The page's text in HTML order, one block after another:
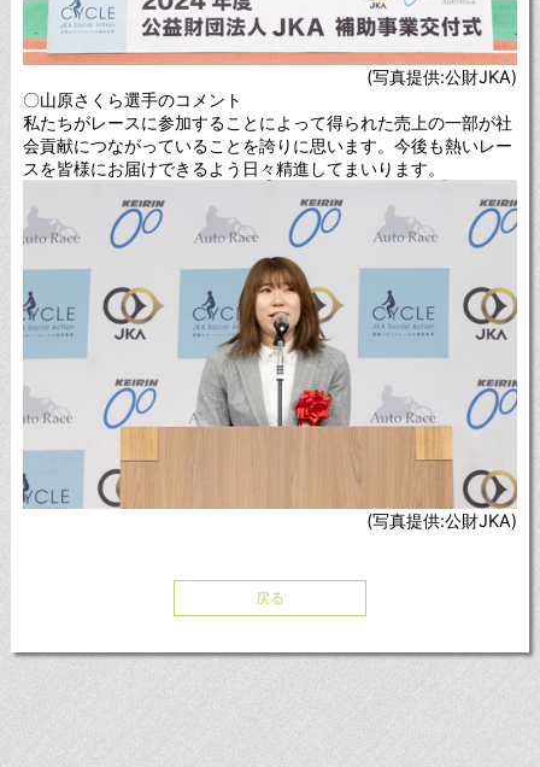
(写真提供:公財JKA)
〇山原さくら選手のコメント
私たちがレースに参加することによって得られた売上の一部が社
会貢献につながっていることを誇りに思います。今後も熱いレー
スを皆様にお届けできるよう日々精進してまいります。
(写真提供:公財JKA)
戻る